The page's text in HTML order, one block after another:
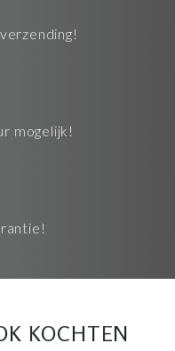
mogelijk!
KOCHTEN